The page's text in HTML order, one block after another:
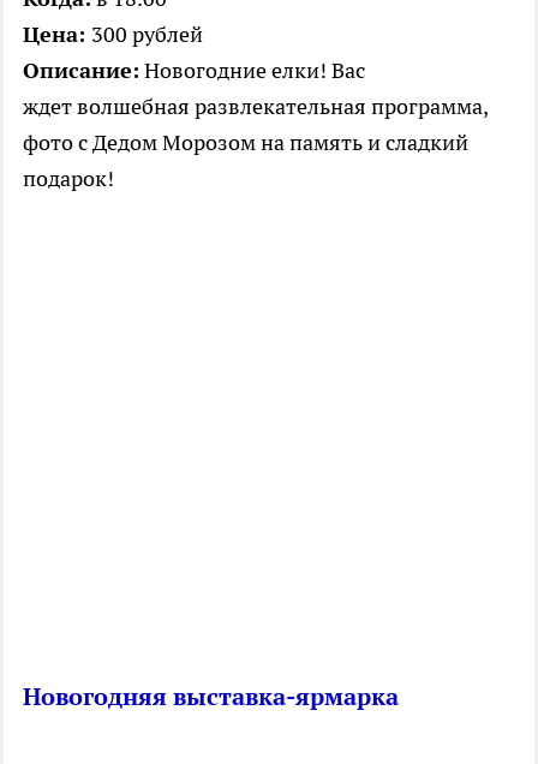
Цена: 300 рублей
Описание: Новогодние елки! Вас
ждетволшебная развлекательная программа,
фото с Дедом Морозом на память и сладкий
подарок!
Новогодняя выставка-ярмарка